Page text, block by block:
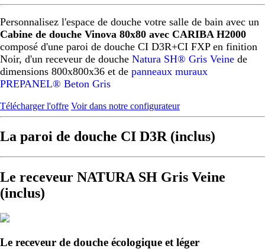
Personnalisez l'espace de douche votre salle de bain avec un
Cabine de douche Vinova 80x80 avec CARIBA H2000
composé d'une paroi de douche CI D3R+CI FXP en finition
Noir, d'un receveur de douche Natura SH® Gris Veine de
dimensions 800x800x36 et de panneaux muraux
PREPANEL® Beton Gris
Télécharger l'offre Voir dans notre configurateur
La paroi de douche CI D3R (inclus)
Le receveur NATURA SH Gris Veine
(inclus)
Le receveur de douche écologique et léger